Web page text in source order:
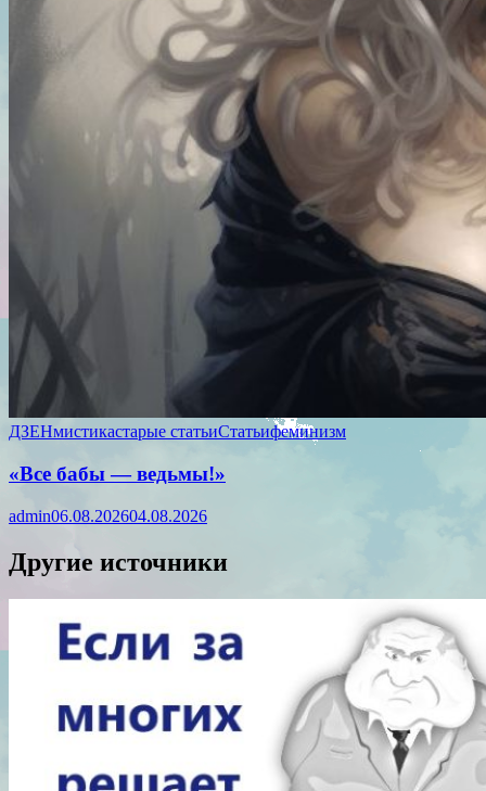
ДЗЕНмистикастарые статьиСтатьифеминизм
«Все бабы — ведьмы!»
admin06.08.202604.08.2026
Другие источники